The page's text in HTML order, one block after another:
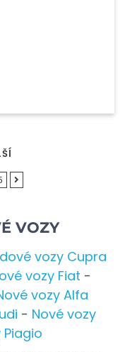
VOZY
vozy Cupra
vozy Fiat -
vozy Alfa
- Nové vozy
Piagio